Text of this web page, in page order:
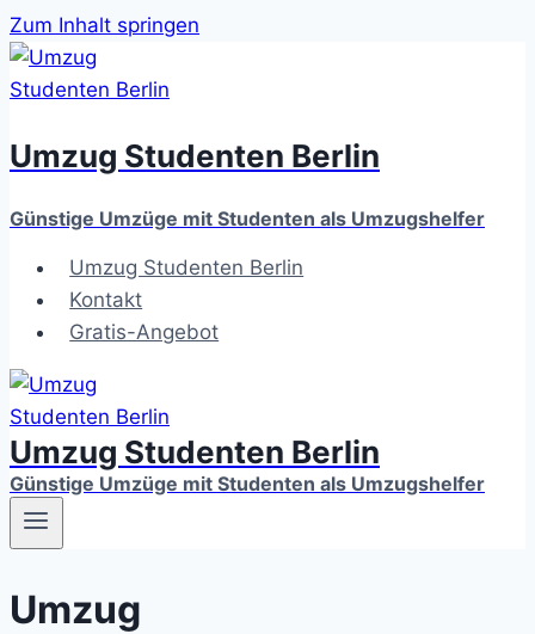
Zum Inhalt springen
Umzug Studenten Berlin
Günstige Umzüge mit Studenten als Umzugshelfer
Umzug Studenten Berlin
Kontakt
Gratis-Angebot
Umzug Studenten Berlin
Günstige Umzüge mit Studenten als Umzugshelfer
Umzug